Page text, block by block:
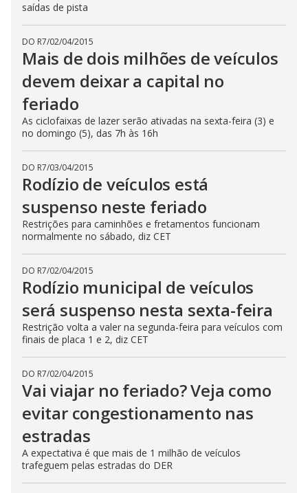
saídas de pista
DO R7/02/04/2015
Mais de dois milhões de veículos
devem deixar a capital no
feriado
As ciclofaixas de lazer serão ativadas na sexta-feira (3) e
no domingo (5), das 7h às 16h
DO R7/03/04/2015
Rodízio de veículos está
suspenso neste feriado
Restrições para caminhões e fretamentos funcionam
normalmente no sábado, diz CET
DO R7/02/04/2015
Rodízio municipal de veículos
será suspenso nesta sexta-feira
Restrição volta a valer na segunda-feira para veículos com
finais de placa 1 e 2, diz CET
DO R7/02/04/2015
Vai viajar no feriado? Veja como
evitar congestionamento nas
estradas
A expectativa é que mais de 1 milhão de veículos
trafeguem pelas estradas do DER